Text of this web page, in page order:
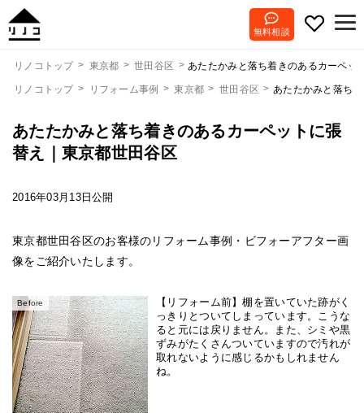
無料相談
リノコトップ 東京都 世田谷区 あたたかみと落ち着きのあるカーペッ
リノコトップ リフォーム事例 東京都 世田谷区 あたたかみと落ち
あたたかみと落ち着きのあるカーペットに張
替え｜東京都世田谷区
2016年03月13日公開
東京都世田谷区のお客様のリフォーム事例・ビフォーアフター画
像をご紹介いたします。
Before
【リフォーム前】棚を置いていた跡がく
っきりとついてしまっています。こうな
ると元には戻りません。また、シミや黒
ずみがたくさんついていますので汚れが
取れないように感じるかもしれません
ね。